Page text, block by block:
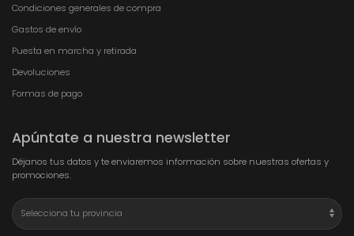
Condiciones generales de compra
Gastos de envío
Puesta en marcha y retirada
Devoluciones
Formas de pago
Apúntate a nuestra newsletter
Déjanos tus datos y te enviaremos información sobre nuestras ofertas y
promociones.